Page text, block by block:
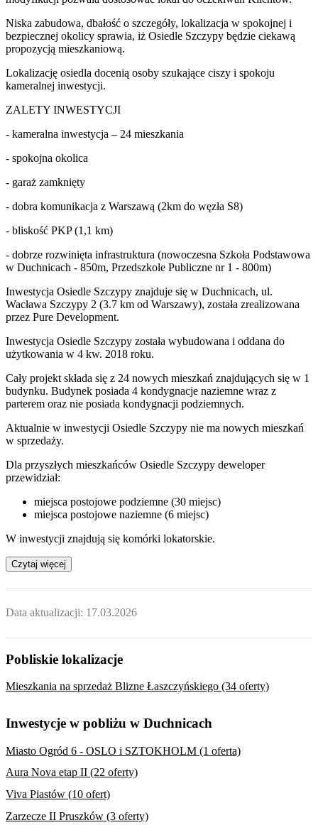
Niska zabudowa, dbałość o szczegóły, lokalizacja w spokojnej i
bezpiecznej okolicy sprawia, iż Osiedle Szczypy będzie ciekawą
propozycją mieszkaniową.
Lokalizację osiedla docenią osoby szukające ciszy i spokoju
kameralnej inwestycji.
ZALETY INWESTYCJI
- kameralna inwestycja – 24 mieszkania
- spokojna okolica
- garaż zamknięty
- dobra komunikacja z Warszawą (2km do węzła S8)
- bliskość PKP (1,1 km)
- dobrze rozwinięta infrastruktura (nowoczesna Szkoła Podstawowa
w Duchnicach - 850m, Przedszkole Publiczne nr 1 - 800m)
Inwestycja Osiedle Szczypy znajduje się w Duchnicach, ul.
Wacława Szczypy 2 (3.7 km od Warszawy), została zrealizowana
przez Pure Development.
Inwestycja Osiedle Szczypy została wybudowana i oddana do
użytkowania w 4 kw. 2018 roku.
Cały projekt składa się z 24 nowych mieszkań znajdujących się w 1
budynku. Budynek posiada 4 kondygnacje naziemne wraz z
parterem oraz nie posiada kondygnacji podziemnych.
Aktualnie w inwestycji Osiedle Szczypy nie ma nowych mieszkań
w sprzedaży.
Dla przyszłych mieszkańców Osiedle Szczypy deweloper
przewidział:
miejsca postojowe podziemne (30 miejsc)
miejsca postojowe naziemne (6 miejsc)
W inwestycji znajdują się komórki lokatorskie.
Czytaj więcej
Data aktualizacji: 17.03.2026
Pobliskie lokalizacje
Mieszkania na sprzedaż Blizne Łaszczyńskiego (34 oferty)
Inwestycje w pobliżu w Duchnicach
Miasto Ogród 6 - OSLO i SZTOKHOLM (1 oferta)
Aura Nova etap II (22 oferty)
Viva Piastów (10 ofert)
Zarzecze II Pruszków (3 oferty)